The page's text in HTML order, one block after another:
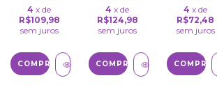
4 x de
R$109,98
sem juros
COMPRAR
4 x de
R$124,98
sem juros
COMPRAR
4 x de
R$72,48
sem juros